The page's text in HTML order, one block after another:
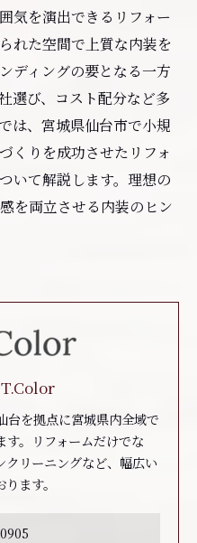
気を演出できるリフォー
れた空間で上質な内装を
ディングの要となる一方
選び、コスト配分など多
は、宮城県仙台市で小規
くりを成功させたリフォ
いて解説します。理想の
を両立させる内装のヒン
台を拠点に宮城県内全域で
。リフォームだけでな
クリーニングなど、幅広い
ます。